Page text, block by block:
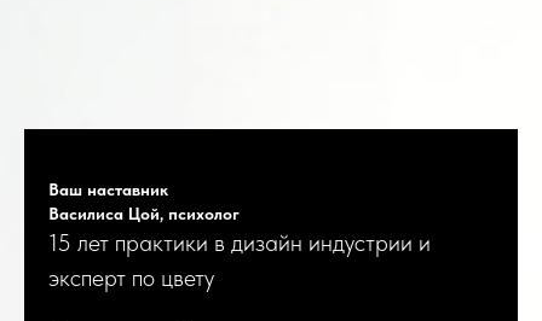
Ваш наставник
Василиса Цой, психолог
15 лет практики в дизайн индустрии и
эксперт по цвету